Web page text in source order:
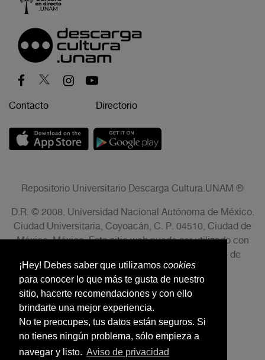
¡Hey! Debes saber que utilizamos cookies
para conocer lo que más te gusta de nuestro
sitio, hacerte recomendaciones y con ello
brindarte una mejor experiencia.
No te preocupes, tus datos están seguros. Si
no tienes ningún problema, sólo empieza a
navegar y listo. Aviso de privacidad
Contacto Directorio
Repositorio Universitario Descarga Cultura.UNAM ®
D.R. © 2008. Universidad Nacional Autónoma de México.
Ciudad Universitaria, Coyoacán, C. P. 04510, Ciudad de
México, México. Este sitio web puede ser utilizado con
fines no lucrativos siempre que se cite la fuente de
conformidad con el AVISO LEGAL.